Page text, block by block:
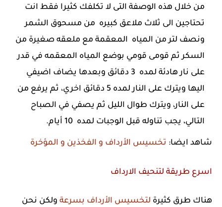
من خلال هذه الوصفة التى لا تكلفك كثيرا فقط انت
تحتاجين الى ثلاث ملاعق كبيره من مسحوق الشمر
ونصف لتر من المياه المعقمة مع ملعقه صغيرة من
السكر ثم قومى قومي بوضع المياه المعقمه في قدر
على نار هادئة لمده 3 دقائق وبعدها يضاف اضيفي
اليها ويترك على النار لمده 5 دقائق اخري، ثم يرفع من
على النار، ويترك طوال الليل ثم يصفي في الصباح
التالي، يجب تناوله قبل الوجبات لمده 10 أيام.
شاهد ايضا: تخسيس الأرداف و الفخذين و المؤخرة
اسرع طريقة لتنحيف الارداف
هناك طرق كثيرة لتخسيس الأرداف بسرعة ولكن نحن